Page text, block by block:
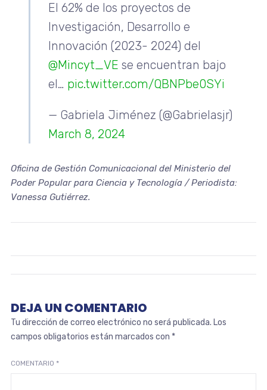
El 62% de los proyectos de
Investigación, Desarrollo e
Innovación (2023- 2024) del
@Mincyt_VE se encuentran bajo
el… pic.twitter.com/QBNPbe0SYi
— Gabriela Jiménez (@Gabrielasjr)
March 8, 2024
Oficina de Gestión Comunicacional del Ministerio del
Poder Popular para Ciencia y Tecnología / Periodista:
Vanessa Gutiérrez.
DEJA UN COMENTARIO
Tu dirección de correo electrónico no será publicada. Los
campos obligatorios están marcados con *
COMENTARIO *